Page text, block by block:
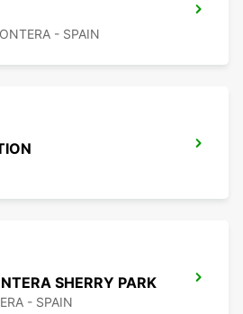
- SPAIN
SHERRY PARK
- SPAIN